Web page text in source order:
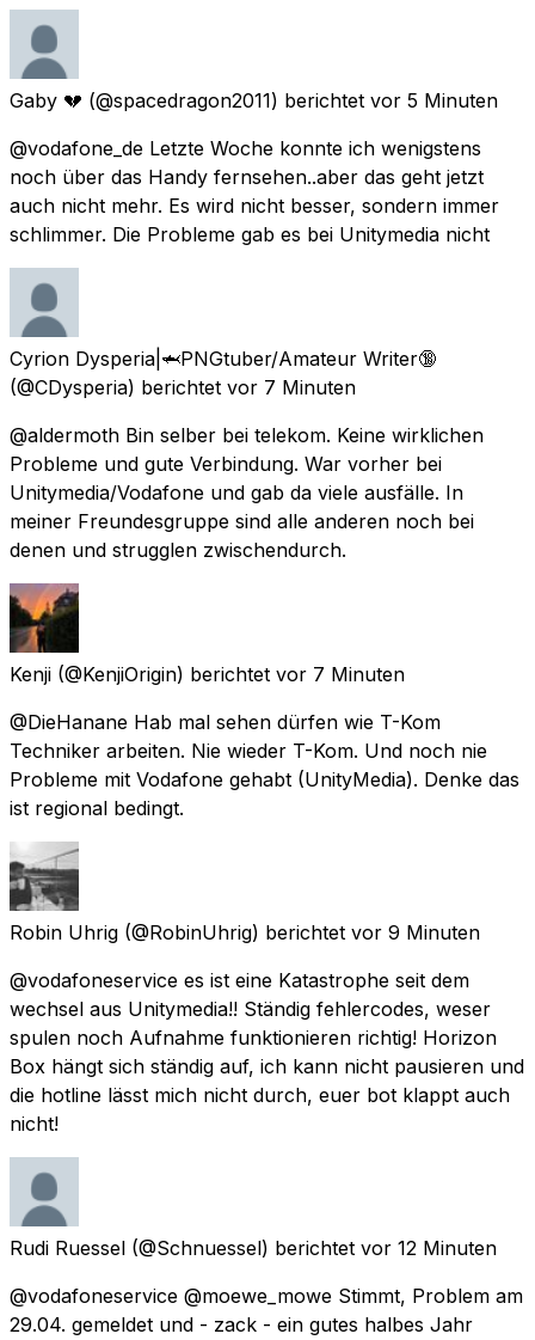
Gaby 💔 (@spacedragon2011) berichtet vor 5 Minuten
@vodafone_de Letzte Woche konnte ich wenigstens
noch über das Handy fernsehen..aber das geht jetzt
auch nicht mehr. Es wird nicht besser, sondern immer
schlimmer. Die Probleme gab es bei Unitymedia nicht
Cyrion Dysperia|🦈PNGtuber/Amateur Writer🔞
(@CDysperia) berichtet vor 7 Minuten
@aldermoth Bin selber bei telekom. Keine wirklichen
Probleme und gute Verbindung. War vorher bei
Unitymedia/Vodafone und gab da viele ausfälle. In
meiner Freundesgruppe sind alle anderen noch bei
denen und strugglen zwischendurch.
Kenji (@KenjiOrigin) berichtet vor 7 Minuten
@DieHanane Hab mal sehen dürfen wie T-Kom
Techniker arbeiten. Nie wieder T-Kom. Und noch nie
Probleme mit Vodafone gehabt (UnityMedia). Denke das
ist regional bedingt.
Robin Uhrig (@RobinUhrig) berichtet vor 9 Minuten
@vodafoneservice es ist eine Katastrophe seit dem
wechsel aus Unitymedia!! Ständig fehlercodes, weser
spulen noch Aufnahme funktionieren richtig! Horizon
Box hängt sich ständig auf, ich kann nicht pausieren und
die hotline lässt mich nicht durch, euer bot klappt auch
nicht!
Rudi Ruessel (@Schnuessel) berichtet vor 12 Minuten
@vodafoneservice @moewe_mowe Stimmt, Problem am
29.04. gemeldet und - zack - ein gutes halbes Jahr